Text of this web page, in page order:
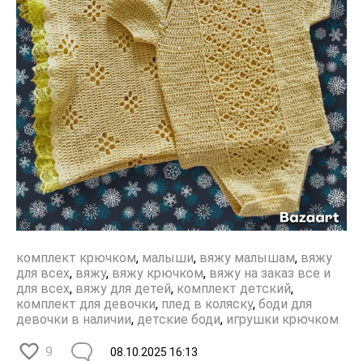
комплект крючком, малыши, вяжу малышам, вяжу
для всех, вяжу, вяжу крючком, вяжу на заказ все и
для всех, вяжу для детей, комплект детский,
комплект для девочки, плед в коляску, боди для
девочки в наличии, детские боди, игрушки крючком
9 08.10.2025 16:13